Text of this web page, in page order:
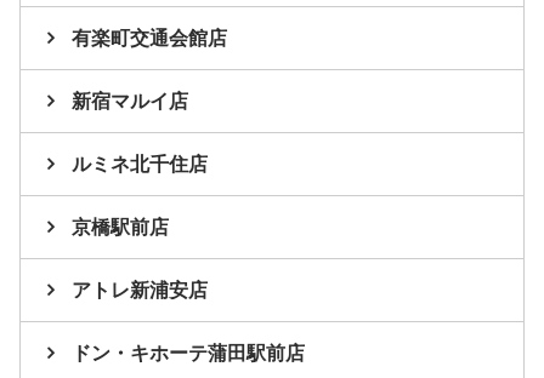
有楽町交通会館店
新宿マルイ店
ルミネ北千住店
京橋駅前店
アトレ新浦安店
ドン・キホーテ蒲田駅前店